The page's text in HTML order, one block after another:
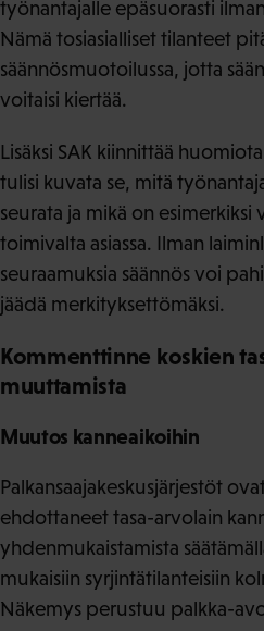
työnantajalle epäsuorasti
Nämä tosiasialliset tilanteet
säännösmuotoilussa, jotta
voitaisi kiertää.
Lisäksi SAK kiinnittää
tulisi kuvata se, mitä
seurata ja mikä on
toimivalta asiassa. Ilman
seuraamuksia säännös voi
jäädä merkityksettömäksi.
Kommenttinne koskien
muuttamista
Muutos kanneaikoihin
Palkansaajakeskusjärjestöt
ehdottaneet tasa-arvolain
yhdenmukaistamista
mukaisiin syrjintätilanteisiin
Näkemys perustuu palkka-